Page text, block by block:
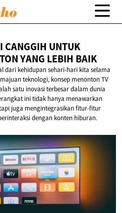
CANGGIH UNTUK
YANG LEBIH BAIK
dari kehidupan sehari-hari kita selama
teknologi, konsep menonton TV
satu inovasi terbesar dalam dunia
ini tidak hanya menawarkan
juga mengintegrasikan fitur-fitur
dengan konten hiburan.